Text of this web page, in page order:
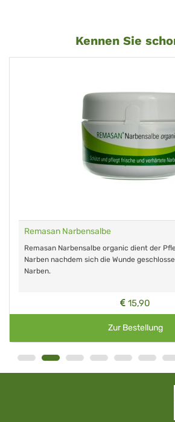
Kennen Sie
Remasan Narbensalbe
Remasan Narbensalbe organic dient der
Narben nachdem sich die Wunde
Narben.
15,90
Zur Bestellung